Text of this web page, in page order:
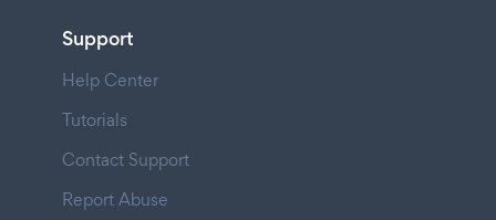
Support
Help Center
Tutorials
Contact Support
Report Abuse